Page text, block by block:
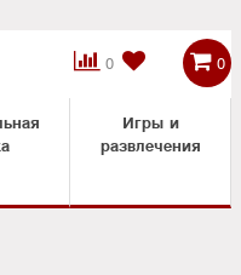
0

 0
Игры и
развлечения